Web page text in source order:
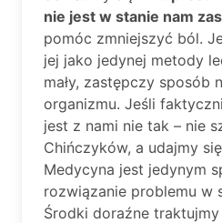
nie jest w stanie nam
pomóc zmniejszyć ból.
jej jako jedynej metody
mały, zastępczy sposób
organizmu. Jeśli
jest z nami nie tak – nie
Chińczyków, a udajmy
Medycyna jest jedynym
rozwiązanie problemu w
Środki doraźne